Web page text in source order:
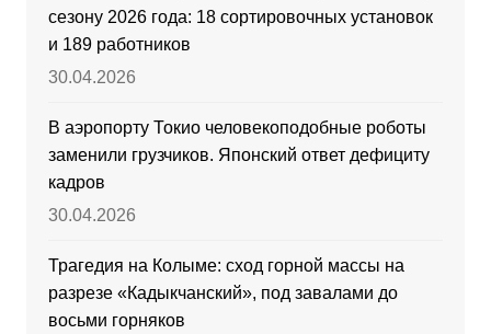
сезону 2026 года: 18 сортировочных установок
и 189 работников
30.04.2026
В аэропорту Токио человекоподобные роботы
заменили грузчиков. Японский ответ дефициту
кадров
30.04.2026
Трагедия на Колыме: сход горной массы на
разрезе «Кадыкчанский», под завалами до
восьми горняков